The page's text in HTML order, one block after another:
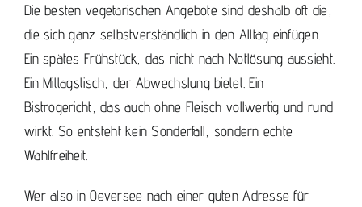
Die besten vegetarischen Angebote sind deshalb oft die,
die sich ganz selbstverständlich in den Alltag einfügen.
Ein spätes Frühstück, das nicht nach Notlösung aussieht.
Ein Mittagstisch, der Abwechslung bietet. Ein
Bistrogericht, das auch ohne Fleisch vollwertig und rund
wirkt. So entsteht kein Sonderfall, sondern echte
Wahlfreiheit.
Wer also in Oeversee nach einer guten Adresse für